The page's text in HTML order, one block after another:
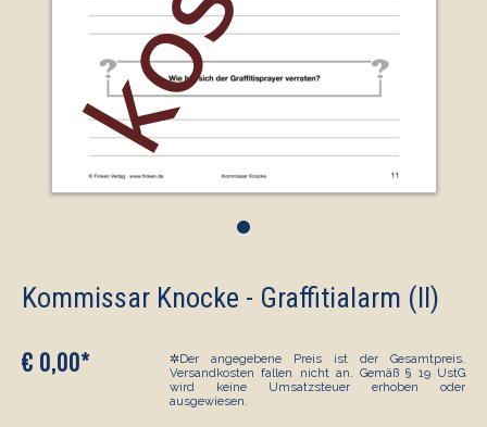
•
Kommissar Knocke - Graffitialarm (II)
€ 0,00*
✲Der angegebene Preis ist der Gesamtpreis.
Versandkosten fallen nicht an. Gemäß § 19 UstG
wird keine Umsatzsteuer erhoben oder
ausgewiesen.